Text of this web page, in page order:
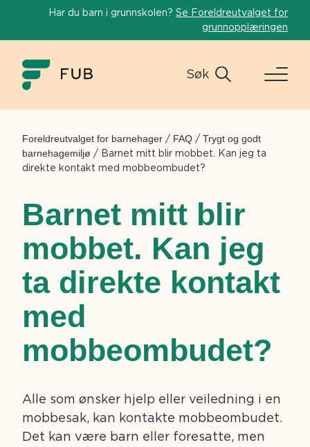
Har du barn i grunnskolen? Se Foreldreutvalget for
grunnopplæringen
Søk
Foreldreutvalget for barnehager / FAQ / Trygt og godt
barnehagemiljø / Barnet mitt blir mobbet. Kan jeg ta
direkte kontakt med mobbeombudet?
Barnet mitt blir
mobbet. Kan jeg
ta direkte kontakt
med
mobbeombudet?
Alle som ønsker hjelp eller veiledning i en
mobbesak, kan kontakte mobbeombudet.
Det kan være barn eller foresatte, men